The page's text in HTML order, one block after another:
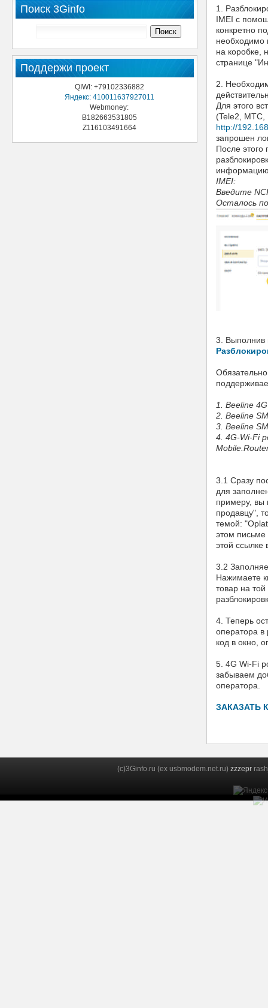
Поиск 3Ginfo
Поддержи проект
QIWI: +79102336882
Яндекс: 410011637927011
Webmoney:
B182663531805
Z116103491664
1.
IMEI с
конкретно
необходимо
на коробке,
странице
2.
Для этого
(Tele2, МТС,
http://
запрошен
После этого
IMEI:
Введите
Осталось
3. Выполнив
1. Beeline
2. Beeline
3. Beeline
4. 4G-Wi-Fi
3.1 Сразу
для
примеру, вы
продавцу",
темой:
этом
этой ссылке
3.2
Нажимаете
товар на
4. Теперь
оператора в
код в окно,
5. 4G Wi-Fi
забываем
оператора.
ЗАКАЗАТЬ
(c)3Ginfo.ru (ex usbmodem.net.ru) zzzepr